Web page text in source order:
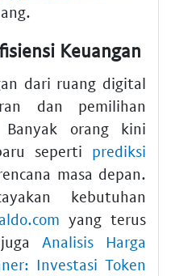
Keuangan
dari ruang digital
dan pemilihan
orang kini
seperti prediksi
masa depan.
kebutuhan
yang terus
Analisis Harga
Investasi Token